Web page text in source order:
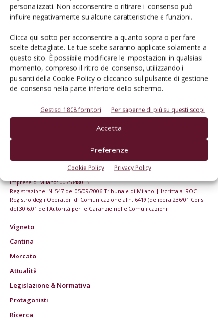
personalizzati. Non acconsentire o ritirare il consenso può
influire negativamente su alcune caratteristiche e funzioni.
Clicca qui sotto per acconsentire a quanto sopra o per fare
scelte dettagliate. Le tue scelte saranno applicate solamente a
questo sito. È possibile modificare le impostazioni in qualsiasi
momento, compreso il ritiro del consenso, utilizzando i
pulsanti della Cookie Policy o cliccando sul pulsante di gestione
del consenso nella parte inferiore dello schermo.
Gestisci 1808 fornitori Per saperne di più su questi scopi
Accetta
Preferenze
Cookie Policy Privacy Policy
Iscriviti alle nostre newsletter
© Tecniche Nuove Spa. Tutti i diritti riservati. Sede legale Via Eritrea 21 -
20157 Milano | Codice fiscale, Partita IVA e Iscrizione al Registro delle
imprese di Milano: 00753480151
Registrazione: N. 547 del 05/09/2006 Tribunale di Milano | Iscritta al ROC
Registro degli Operatori di Comunicazione al n. 6419 (delibera 236/01 Cons
del 30.6.01 dell'Autorità per le Garanzie nelle Comunicazioni
Vigneto
Cantina
Mercato
Attualità
Legislazione & Normativa
Protagonisti
Ricerca